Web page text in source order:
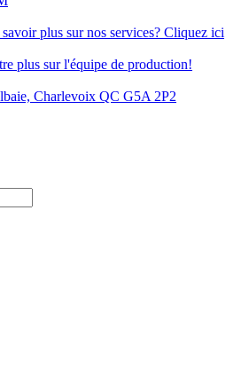
plus sur nos services? Cliquez ici
plus sur l'équipe de production!
Charlevoix QC G5A 2P2